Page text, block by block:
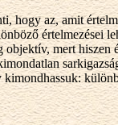
hogy az, amit
értelmezései
mert